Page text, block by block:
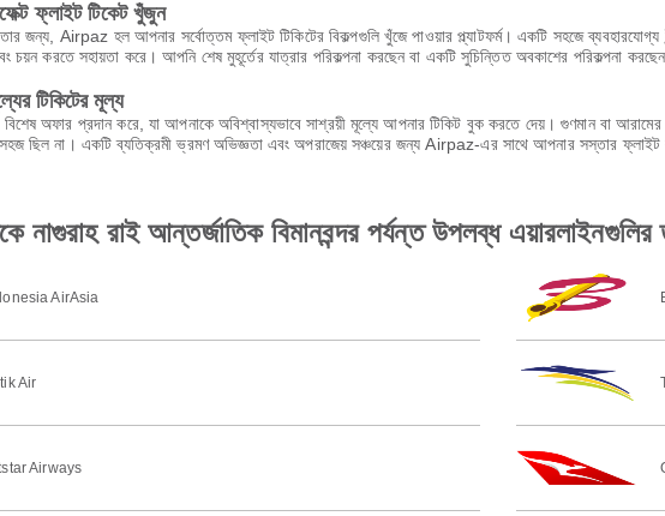
ফ্লাইট টিকেট খুঁজুন
জন্য, Airpaz হল আপনার সর্বোত্তম ফ্লাইট টিকিটের বিকল্পগুলি খুঁজে পাওয়ার প্ল্যাটফর্ম। একটি সহজে
চয়ন করতে সহায়তা করে। আপনি শেষ মুহূর্তের যাত্রার পরিকল্পনা করছেন বা একটি সুচিন্তিত অবকাশের পরিকল্পনা
টিকিটের মূল্য
অফার প্রদান করে, যা আপনাকে অবিশ্বাস্যভাবে সাশ্রয়ী মূল্যে আপনার টিকিট বুক করতে দেয়। গুণমান বা
ছিল না। একটি ব্যতিক্রমী ভ্রমণ অভিজ্ঞতা এবং অপরাজেয় সঞ্চয়ের জন্য Airpaz-এর সাথে আপনার সস্তার
নাগুরাহ রাই আন্তর্জাতিক বিমানবন্দর পর্যন্ত উপলব্ধ এয়ারলাইনগুলির
AirAsia
Air
Airways